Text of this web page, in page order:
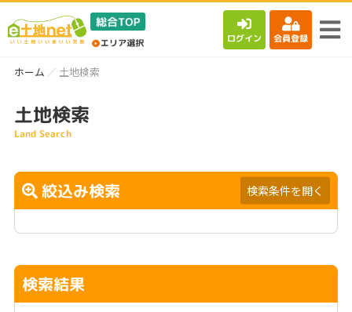
ログイン 会員登録
ホーム 土地検索
土地検索
Land Search
絞込み検索 検索条件を開く
検索結果